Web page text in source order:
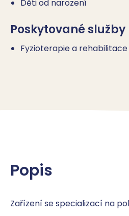
Děti od narození
Poskytované služby
Fyzioterapie a rehabilitace
Popis
Zařízení se specializací na